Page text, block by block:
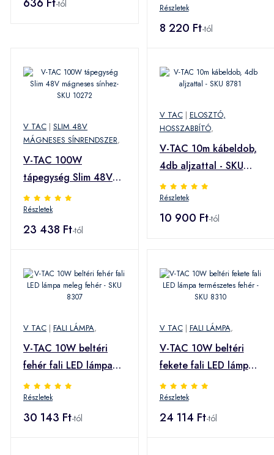
-tól
telefontöltő külső
akkumulátor - SKU
Részletek
8 220 Ft-tól
V TAC | SLIM 48V
MÁGNESES SÍNRENDSZER,
V-TAC 100W
tápegység Slim 48V
mágneses sínhez- SKU
10272
Részletek
23 438 Ft-tól
V TAC| ELOSZTÓ,
HOSSZABBÍTÓ,
V-TAC 10m kábeldob,
4db aljzattal - SKU
8781
Részletek
10 900 Ft-tól
V TAC | FALI LÁMPA,
V-TAC 10W beltéri
fehér fali LED lámpa
meleg fehér - SKU
8307
Részletek
30 143 Ft-tól
V TAC| FALI LÁMPA,
V-TAC 10W beltéri
fekete fali LED lámpa
természetes fehér -
SKU 8310
Részletek
24 114 Ft-tól